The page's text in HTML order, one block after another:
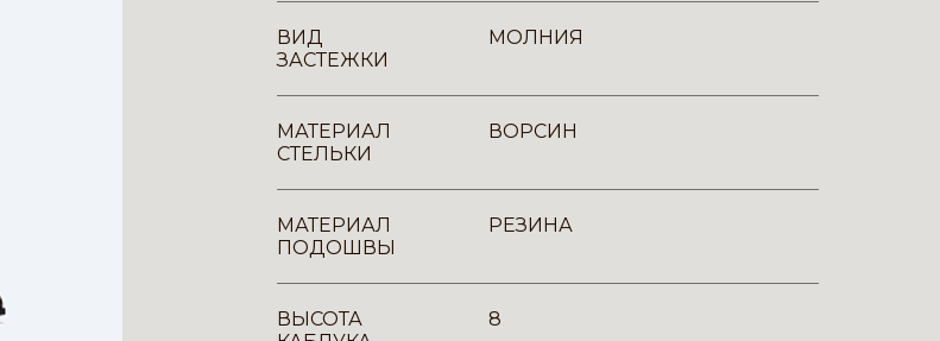
ВИД
ЗАСТЕЖКИ
МОЛНИЯ
МАТЕРИАЛ
СТЕЛЬКИ
ВОРСИН
МАТЕРИАЛ
ПОДОШВЫ
РЕЗИНА
ВЫСОТА
8